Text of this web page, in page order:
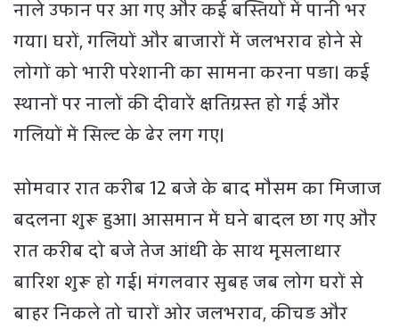
नाले उफान पर आ गए और कई बस्तियों में पानी भर
गया। घरों, गलियों और बाजारों में जलभराव होने से
लोगों को भारी परेशानी का सामना करना पड़ा। कई
स्थानों पर नालों की दीवारें क्षतिग्रस्त हो गईं और
गलियों में सिल्ट के ढेर लग गए।
सोमवार रात करीब 12 बजे के बाद मौसम का मिजाज
बदलना शुरू हुआ। आसमान में घने बादल छा गए और
रात करीब दो बजे तेज आंधी के साथ मूसलाधार
बारिश शुरू हो गई। मंगलवार सुबह जब लोग घरों से
बाहर निकले तो चारों ओर जलभराव, कीचड़ और